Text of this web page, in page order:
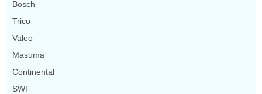
Bosch
Trico
Valeo
Masuma
Continental
SWF